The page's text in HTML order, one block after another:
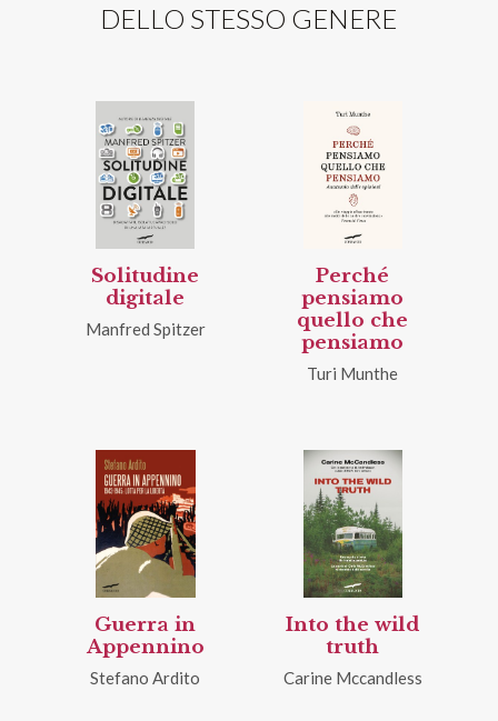
DELLO STESSO GENERE
Solitudine
digitale
Manfred Spitzer
Perché
pensiamo
quello che
pensiamo
Turi Munthe
Guerra in
Appennino
Stefano Ardito
Into the wild
truth
Carine Mccandless